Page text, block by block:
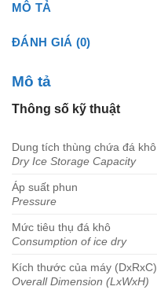
MÔ TẢ
ĐÁNH GIÁ (0)
Mô tả
Thông số kỹ thuật
Dung tích thùng chứa đá khô
Dry Ice Storage Capacity
Áp suất phun
Pressure
Mức tiêu thụ đá khô
Consumption of ice dry
Kích thước của máy (DxRxC)
Overall Dimension (LxWxH)